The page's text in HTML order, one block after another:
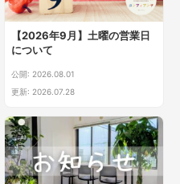
【2026年9月】土曜の営業日
について
公開: 2026.08.01
更新: 2026.07.28